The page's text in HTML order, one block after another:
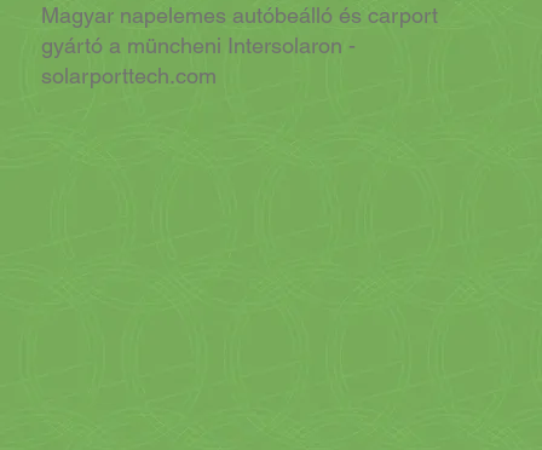
Magyar napelemes autóbeálló és carport
gyártó a müncheni Intersolaron -
solarporttech.com